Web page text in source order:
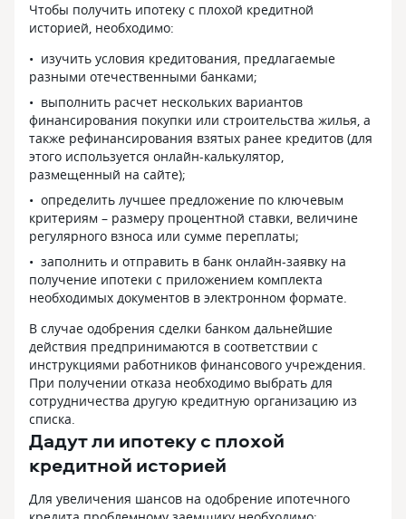
Чтобы получить ипотеку с плохой кредитной
историей, необходимо:
изучить условия кредитования, предлагаемые
разными отечественными банками;
выполнить расчет нескольких вариантов
финансирования покупки или строительства жилья, а
также рефинансирования взятых ранее кредитов (для
этого используется онлайн-калькулятор,
размещенный на сайте);
определить лучшее предложение по ключевым
критериям – размеру процентной ставки, величине
регулярного взноса или сумме переплаты;
заполнить и отправить в банк онлайн-заявку на
получение ипотеки с приложением комплекта
необходимых документов в электронном формате.
В случае одобрения сделки банком дальнейшие
действия предпринимаются в соответствии с
инструкциями работников финансового учреждения.
При получении отказа необходимо выбрать для
сотрудничества другую кредитную организацию из
списка.
Дадут ли ипотеку с плохой
кредитной историей
Для увеличения шансов на одобрение ипотечного